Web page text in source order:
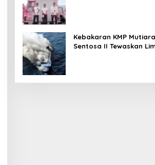
Kebakaran KMP Mutiara
Sentosa II Tewaskan